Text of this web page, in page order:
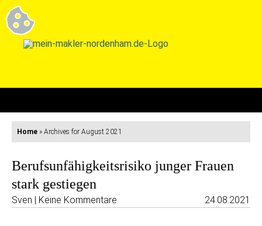
Home » Archives for August 2021
Berufsunfähigkeitsrisiko junger Frauen
stark gestiegen
Sven | Keine Kommentare 24.08.2021